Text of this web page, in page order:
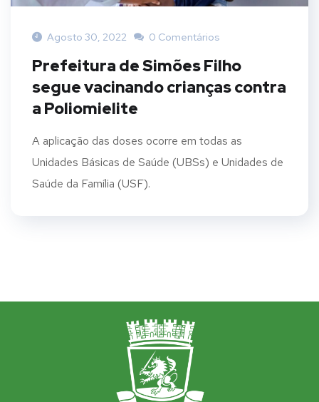
Agosto 30, 2022 0 Comentários
Prefeitura de Simões Filho
segue vacinando crianças contra
a Poliomielite
A aplicação das doses ocorre em todas as
Unidades Básicas de Saúde (UBSs) e Unidades de
Saúde da Família (USF).